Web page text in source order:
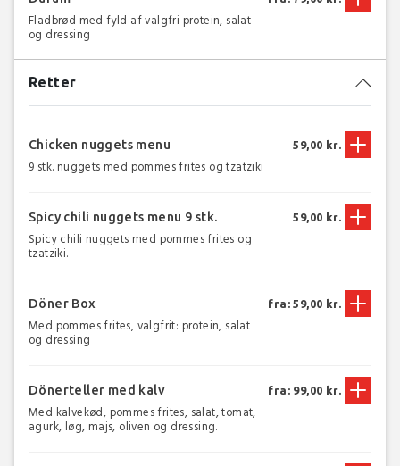
Fladbrød med fyld af valgfri protein, salat
og dressing
Retter
Chicken nuggets menu
9 stk. nuggets med pommes frites og tzatziki
59,00 kr.
Spicy chili nuggets menu 9 stk.
Spicy chili nuggets med pommes frites og
tzatziki.
59,00 kr.
Döner Box
Med pommes frites, valgfrit: protein, salat
og dressing
fra: 59,00 kr.
Dönerteller med kalv
Med kalvekød, pommes frites, salat, tomat,
agurk, løg, majs, oliven og dressing.
fra: 99,00 kr.